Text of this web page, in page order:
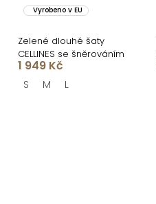
Vyrobeno v EU
Zelené dlouhé šaty
CELLINES se šněrováním
1 949 Kč
S M L